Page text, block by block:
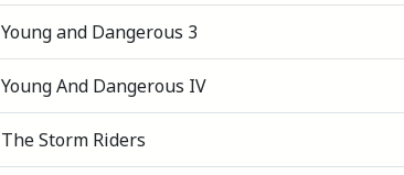
Young and Dangerous 3
Young And Dangerous IV
The Storm Riders